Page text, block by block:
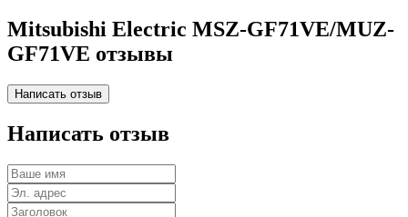
Mitsubishi Electric MSZ-GF71VE/MUZ-
GF71VE отзывы
Написать отзыв